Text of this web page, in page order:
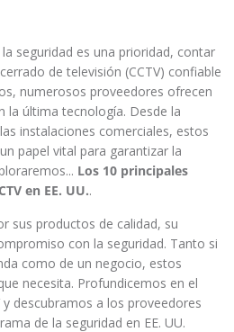
seguridad es una prioridad, contar
de televisión (CCTV) confiable
numerosos proveedores ofrecen
la última tecnología. Desde la
instalaciones comerciales, estos
papel vital para garantizar la
Los 10 principales
en EE. UU..
sus productos de calidad, su
con la seguridad. Tanto si
como de un negocio, estos
necesita. Profundicemos en el
descubramos a los proveedores
de la seguridad en EE. UU.